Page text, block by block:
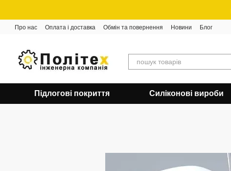
Про нас Оплата і доставка Обмін та повернення Новини Блог
Підлогові покриття Силіконові вироби